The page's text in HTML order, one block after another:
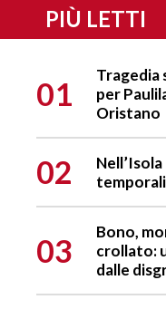
PIÙ LETTI
01
Tragedia
per
Oristano
02
03
Bono,
crollato:
dalle